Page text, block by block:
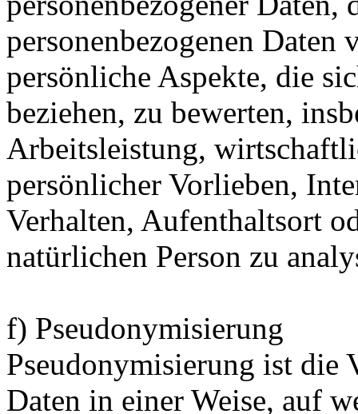
personenbezogenen Daten
persönliche Aspekte, die
beziehen, zu bewerten,
Arbeitsleistung,
persönlicher Vorlieben,
Verhalten, Aufenthaltsort
natürlichen Person zu
f) Pseudonymisierung
Pseudonymisierung ist die
Daten in einer Weise, auf